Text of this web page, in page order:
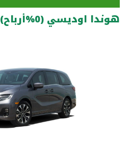
مواقع الفروع وأجهزة الصرف الآلي
هوندا اوديسي (0%أرباح)